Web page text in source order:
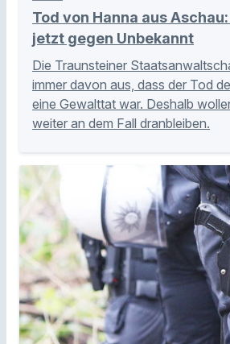
Tod von Hanna aus
jetzt gegen Unbekannt
Die Traunsteiner
immer davon aus, dass der Tod
eine Gewalttat war. Deshalb
weiter an dem Fall dranbleiben.